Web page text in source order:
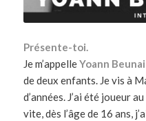
Présente-toi.
Je m’appelleYoann
de deux enfants. Je vis à
d’années. J’ai été joueur
vite, dès l’âge de 16 ans,